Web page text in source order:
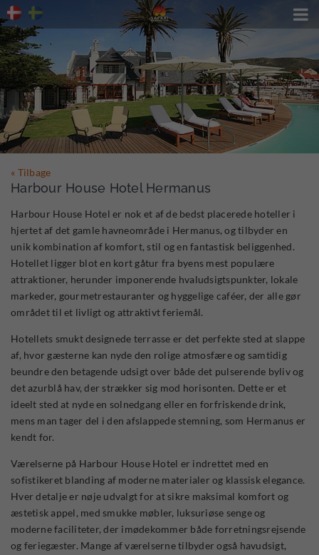

« Tilbage
Harbour House Hotel Hermanus
Harbour House Hotel er nok et af de bedst placerede hoteller i
hjertet af det gamle havneområde i Hermanus, og tilbyder en
unik kombination af komfort, stil og en fantastisk beliggenhed.
Hotellet ligger blot en kort gåtur fra byens mest populære
attraktioner, herunder imponerende hvaludsigtspunkter, lokale
markeder, gourmetrestauranter og hyggelige caféer, der alle gør
området til et livligt og attraktivt feriemål.
Hotellets smukt designede terrasse er det perfekte sted at slappe
af, hvor gæsterne kan nyde den rolige atmosfære og samtidig
beundre den betagende udsigt over både det pulserende byliv og
det azurblå hav, der strækker sig mod horisonten. Dette er et
ideelt sted at nyde en solnedgang eller en forfriskende drink,
mens man tager del i den afslappede stemning, som Hermanus er
kendt for.
Værelserne på Harbour House Hotel er indrettet med en
sofistikeret blanding af moderne materialer og klassisk elegance.
Hver detalje er nøje udvalgt for at sikre maksimal komfort og
æstetisk appel, med smukke møbler, luksuriøse senge og
moderne faciliteter, der imødekommer både forretningsrejsende
og feriegæster. Mange af værelserne tilbyder også havudsigt,